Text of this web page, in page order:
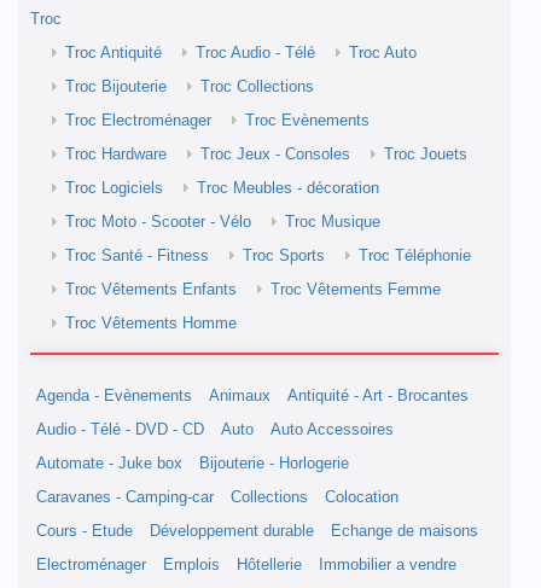
Troc
Troc Antiquité
Troc Audio - Télé
Troc Auto
Troc Bijouterie
Troc Collections
Troc Electroménager
Troc Evènements
Troc Hardware
Troc Jeux - Consoles
Troc Jouets
Troc Logiciels
Troc Meubles - décoration
Troc Moto - Scooter - Vélo
Troc Musique
Troc Santé - Fitness
Troc Sports
Troc Téléphonie
Troc Vêtements Enfants
Troc Vêtements Femme
Troc Vêtements Homme
Agenda - Evènements Animaux
Antiquité - Art - Brocantes
Audio - Télé - DVD - CD
Auto
Auto Accessoires
Automate - Juke box
Bijouterie - Horlogerie
Caravanes - Camping-car
Collections
Colocation
Cours - Etude
Développement durable
Echange de maisons
Electroménager
Emplois Hôtellerie
Immobilier a vendre